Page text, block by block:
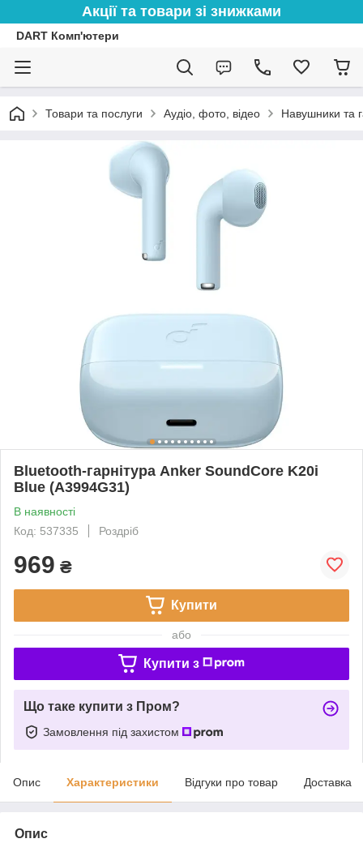
Акції та товари зі знижками
DART Комп'ютери
Товари та послуги Аудіо, фото, відео Навушники та
Bluetooth-гарнітура Anker SoundCore K20i
Blue (A3994G31)
В наявності
Код: 537335
Роздріб
969 ₴
Купити
або
Купити з
Що таке купити з Пром?
Замовлення під захистом
Опис Характеристики Відгуки про товар Доставка
Опис